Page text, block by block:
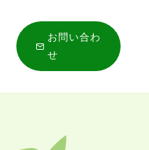
お問い合わ
せ